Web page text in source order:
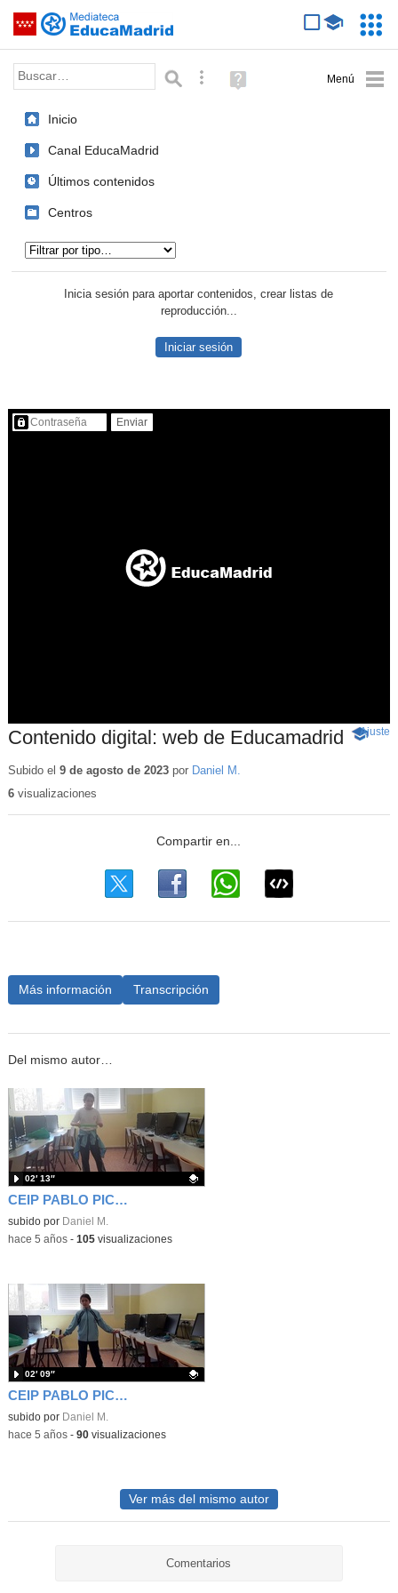
Saltar navegación
Palabra o frase: Búsqueda avanzada
Ayuda
(en
Inicio
Canal EducaMadrid
Últimos contenidos
Centros
Inicia sesión para aportar contenidos, crear listas de
reproducción...
Iniciar sesión
Contenido protegido…
Contenido digital: web de Educamadrid
- Ajuste
Subido el 9 de agosto de 2023por Daniel M.
6visualizaciones
Más información Transcripción
Del mismo autor…
CEIP PABLO PICASSO B.C.A.
Contenido educativo.
subido por Daniel M.
02′ 13″
-hace 5 años- 105visualizaciones
CEIP PABLO PICASSO I.L.L.
Contenido educativo.
subido por Daniel M.
02′ 09″
-hace 5 años- 90visualizaciones
Ver más del mismo autor
Comentarios